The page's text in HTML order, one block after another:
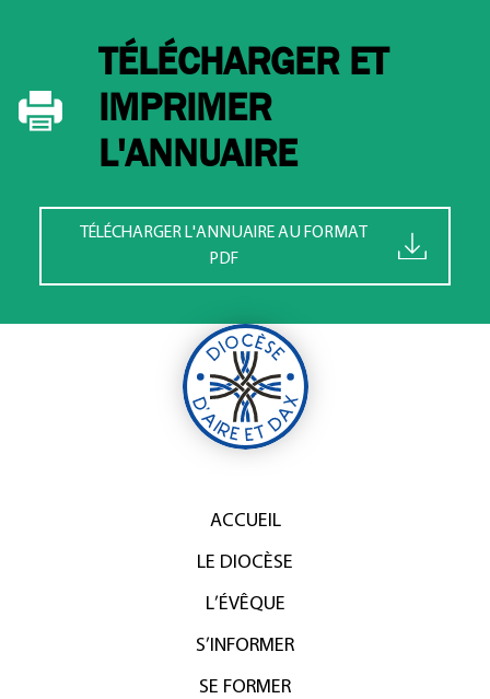
TÉLÉCHARGER ET
IMPRIMER
L'ANNUAIRE
TÉLÉCHARGER L'ANNUAIRE AU FORMAT
PDF
ACCUEIL
LE DIOCÈSE
L’ÉVÊQUE
S’INFORMER
SE FORMER